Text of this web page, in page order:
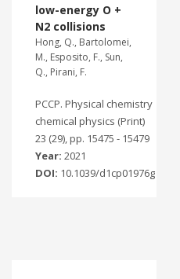
low-energy O +
N2 collisions
Hong, Q., Bartolomei,
M., Esposito, F., Sun,
Q., Pirani, F.
PCCP. Physical chemistry
chemical physics (Print)
23 (29), pp. 15475 - 15479
Year: 2021
DOI: 10.1039/d1cp01976g